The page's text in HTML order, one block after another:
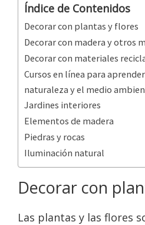
Índice de Contenidos
Decorar con plantas y flores
Decorar con madera y otros
Decorar con materiales
Cursos en línea para
naturaleza y el medio
Jardines interiores
Elementos de madera
Piedras y rocas
Iluminación natural
Decorar con
Las plantas y las flores